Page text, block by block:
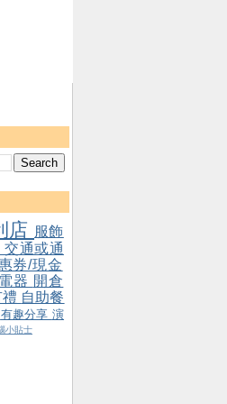
店 服飾
交通或通
券/現金
電器 開倉
自助餐
有趣分享 演
小貼士